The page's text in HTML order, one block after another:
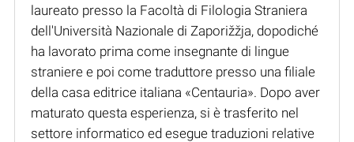
laureato presso la Facoltà di Filologia Straniera
dell'Università Nazionale di Zaporižžja, dopodiché
ha lavorato prima come insegnante di lingue
straniere e poi come traduttore presso una filiale
della casa editrice italiana «Centauria». Dopo aver
maturato questa esperienza, si è trasferito nel
settore informatico ed esegue traduzioni relative